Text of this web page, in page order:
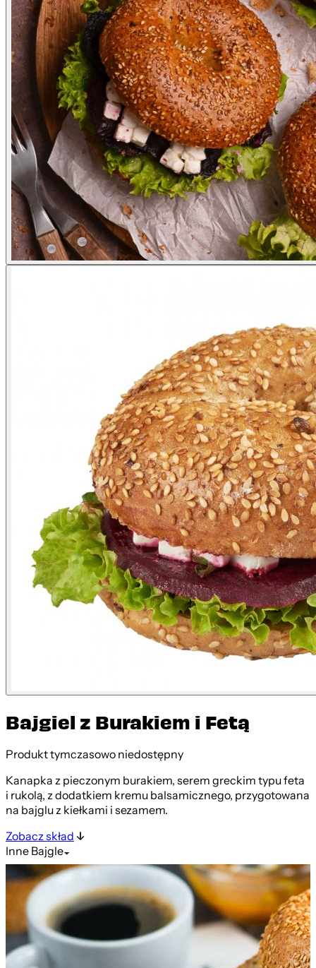
Bajgiel z Burakiem i Fetą
Produkt tymczasowo niedostępny
Kanapka z pieczonym burakiem, serem greckim typu feta
i rukolą, z dodatkiem kremu balsamicznego, przygotowana
na bajglu z kiełkami i sezamem.
Zobacz skład
InneBajgle